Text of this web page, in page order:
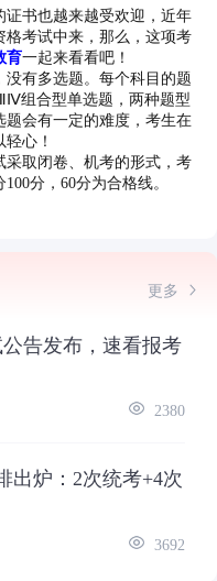
书也越来越受欢迎，近年
格考试中来，那么，这项考
育一起来看看吧！
有多选题。每个科目的题
组合型单选题，两种题型
题会有一定的难度，考生在
心！
取闭卷、机考的形式，考
分，60分为合格线。
更多
告发布，速看报考
2380
出炉：2次统考+4次
3692